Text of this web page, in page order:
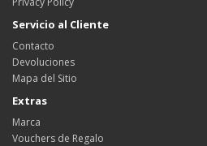
Servicio al Cliente
Contacto
Devoluciones
Mapa del Sitio
Extras
Marca
Vouchers de Regalo